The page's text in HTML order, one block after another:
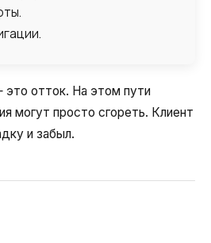
поддержки SLA
отток. На этом пути
могут просто сгореть. Клиент
и забыл.